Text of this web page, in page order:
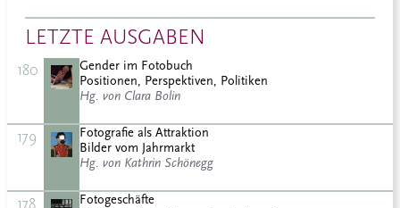
LETZTE AUSGABEN
180
Gender im Fotobuch
Positionen, Perspektiven, Politiken
Hg. von Clara Bolin
179
Fotografie als Attraktion
Bilder vom Jahrmarkt
Hg. von Kathrin Schönegg
178
Fotogeschäfte